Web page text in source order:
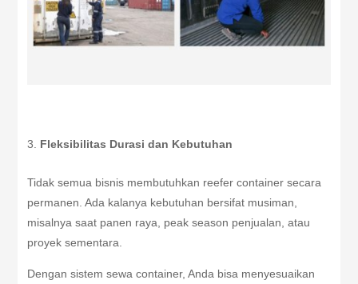
Fleksibilitas Durasi dan Kebutuhan
Tidak semua bisnis membutuhkan reefer container secara
permanen. Ada kalanya kebutuhan bersifat musiman,
misalnya saat panen raya, peak season penjualan, atau
proyek sementara.
Dengan sistem sewa container, Anda bisa menyesuaikan